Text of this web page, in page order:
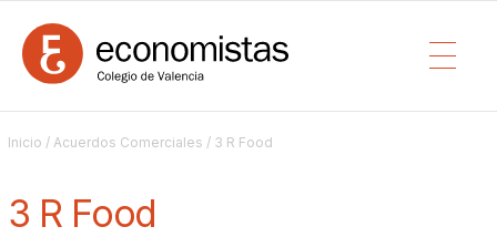
Inicio / Acuerdos Comerciales / 3 R Food
3 R Food